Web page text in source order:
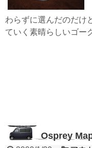
わらずに選んだのだけ
ていく素晴らしいゴー
Osprey